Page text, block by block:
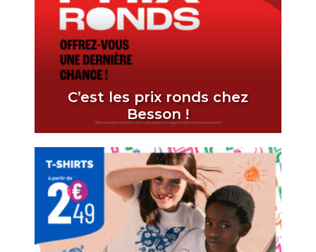
C’est les prix ronds chez
Besson !